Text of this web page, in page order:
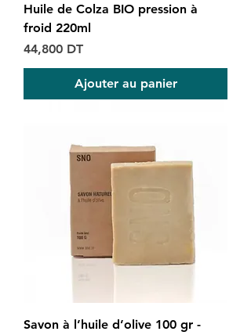
Huile de Colza BIO pression à
froid 220ml
Prix
44,800 DT
Ajouter au panier
Savon à l’huile d’olive 100 gr -